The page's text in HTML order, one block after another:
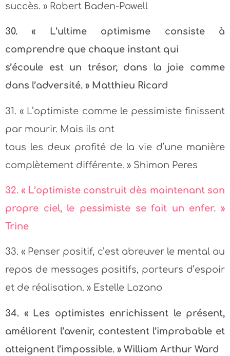
succès. » Robert Baden-Powell
30. « L’ultime optimisme consiste à
comprendre que chaque instant qui
s’écoule est un trésor, dans la joie comme
dans l’adversité. » Matthieu Ricard
31. « L’optimiste comme le pessimiste finissent
par mourir. Mais ils ont
tous les deux profité de la vie d’une manière
complètement différente. » Shimon Peres
32. « L’optimiste construit dès maintenant son
propre ciel, le pessimiste se fait un enfer. »
Trine
33. « Penser positif, c’est abreuver le mental au
repos de messages positifs, porteurs d’espoir
et de réalisation. » Estelle Lozano
34. « Les optimistes enrichissent le présent,
améliorent l’avenir, contestent l’improbable et
atteignent l’impossible. » William Arthur Ward